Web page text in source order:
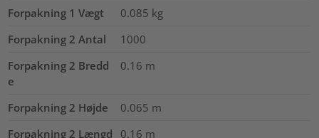
Forpakning 1 Vægt 0.085 kg
Forpakning 2 Antal
1000
Forpakning 2 Bredd
e
0.16 m
Forpakning 2 Højde 0.065 m
Forpakning 2 Længd
0.16 m